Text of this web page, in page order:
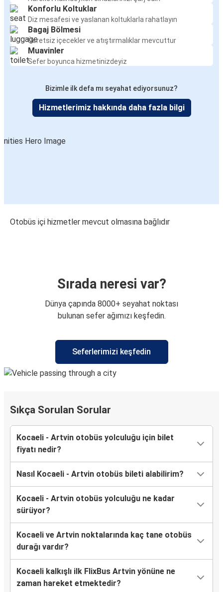
Konforlu Koltuklar
Diz mesafesi ve yaslanan koltuklarla rahatlayın
Bagaj Bölmesi
Ücretsiz içecekler ve atıştırmalıklar mevcuttur
Muavinler
Sefer boyunca hizmetinizdeyiz
Bizimle ilk defa mı seyahat ediyorsunuz?
Hizmetlerimiz hakkında daha fazla bilgi
Otobüs içi hizmetler mevcut olmasına bağlıdır
Sırada neresi var?
Dünya çapında 8000+ seyahat noktası
bulunan sefer ağımızı keşfedin.
Seferlerimizi keşfedin
Sıkça Sorulan Sorular
Kocaeli - Artvin otobüs yolculuğu için bilet
fiyatı nedir?
Nasıl Kocaeli - Artvin otobüs bileti alabilirim?
Kocaeli - Artvin otobüs yolculuğu ne kadar
sürüyor?
Kocaeli ve Artvin noktalarında kaç tane otobüs
durağı vardır?
Kocaeli kalkışlı ilk FlixBus Artvin yönüne ne
zaman hareket etmektedir?